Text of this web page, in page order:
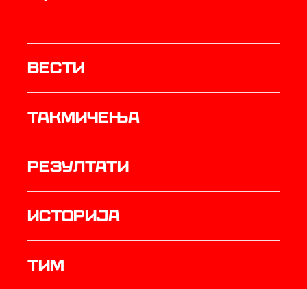
Вести
Такмичења
резултати
историја
ТИМ